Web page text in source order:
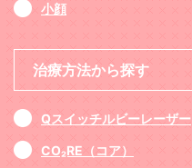
小顔
治療方法から探す
Qスイッチルビーレーザー
CO₂RE（コア）